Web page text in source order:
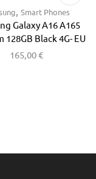
, Smart Phones
Galaxy A16 A165
128GB Black 4G- EU
165,00€